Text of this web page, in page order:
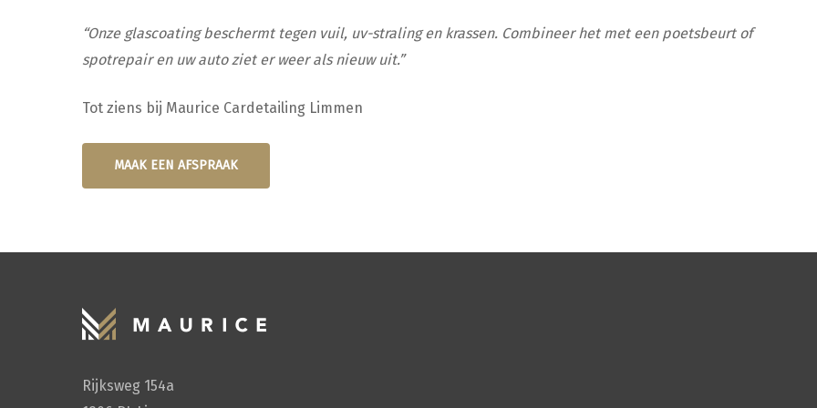
“Onze glascoating beschermt tegen vuil, uv-straling en krassen. Combineer het met een poetsbeurt of
spotrepair en uw auto ziet er weer als nieuw uit.”
Tot ziens bij Maurice Cardetailing Limmen
MAAK EEN AFSPRAAK
Rijksweg 154a